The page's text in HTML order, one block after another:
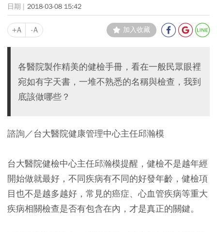
2018-03-08 15:42
+A -A 加入收藏
各醫院製作精美的健檢手冊，看在一般民眾眼裡
宛如有字天書，一堆不熟悉的名稱與檢查，我到
底該做哪些？
諮詢／台大醫院健康管理中心主任邱瀚模
台大醫院健檢中心主任邱瀚模提醒，健檢不是越年經
開始做就最好，不同疾病有不同的好發年齡，健檢項
目也不是越多越好，常見的癌症、心血管疾病等重大
疾病相關檢查是否有包含在內，才是真正的關鍵。